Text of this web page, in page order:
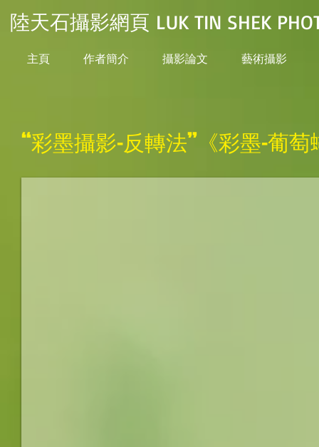
陸天石攝影網頁 LUK TIN SHEK
主頁 作者簡介 攝影論文 藝術攝影
“彩墨攝影-反轉法”《彩墨-葡萄